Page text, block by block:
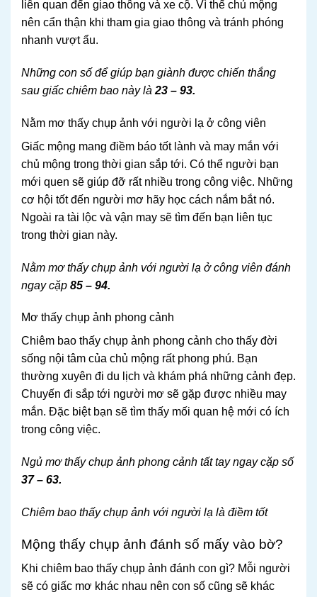
liên quan đến giao thông và xe cộ. Vì thế chủ mộng
nên cẩn thận khi tham gia giao thông và tránh phóng
nhanh vượt ẩu.
Những con số để giúp bạn giành được chiến thắng
sau giấc chiêm bao này là 23 – 93.
Nằm mơ thấy chụp ảnh với người lạ ở công viên
Giấc mộng mang điềm báo tốt lành và may mắn với
chủ mộng trong thời gian sắp tới. Có thể người bạn
mới quen sẽ giúp đỡ rất nhiều trong công việc. Những
cơ hội tốt đến người mơ hãy học cách nắm bắt nó.
Ngoài ra tài lộc và vận may sẽ tìm đến bạn liên tục
trong thời gian này.
Nằm mơ thấy chụp ảnh với người lạ ở công viên đánh
ngay cặp 85 – 94.
Mơ thấy chụp ảnh phong cảnh
Chiêm bao thấy chụp ảnh phong cảnh cho thấy đời
sống nội tâm của chủ mộng rất phong phú. Bạn
thường xuyên đi du lịch và khám phá những cảnh đẹp.
Chuyến đi sắp tới người mơ sẽ gặp được nhiều may
mắn. Đặc biệt bạn sẽ tìm thấy mối quan hệ mới có ích
trong công việc.
Ngủ mơ thấy chụp ảnh phong cảnh tất tay ngay cặp số
37 – 63.
Chiêm bao thấy chụp ảnh với người lạ là điềm tốt
Mộng thấy chụp ảnh đánh số mấy vào bờ?
Khi chiêm bao thấy chụp ảnh đánh con gì? Mỗi người
sẽ có giấc mơ khác nhau nên con số cũng sẽ khác